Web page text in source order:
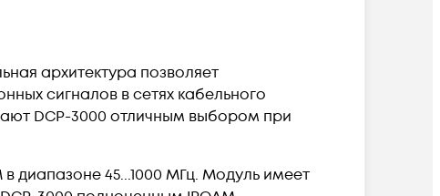
архитектура позволяет
сигналов в сетях кабельного
DCP-3000 отличным выбором при
диапазоне 45...1000 МГц. Модуль имеет